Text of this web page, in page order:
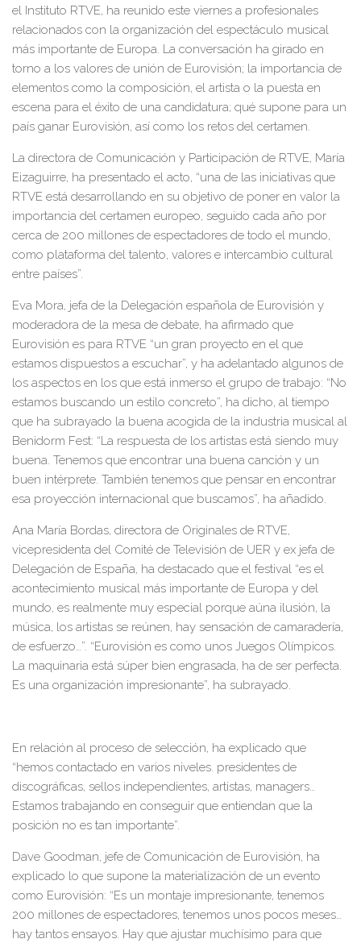
el Instituto RTVE, ha reunido este viernes a profesionales
relacionados con la organización del espectáculo musical
más importante de Europa. La conversación ha girado en
torno a los valores de unión de Eurovisión; la importancia de
elementos como la composición, el artista o la puesta en
escena para el éxito de una candidatura; qué supone para un
país ganar Eurovisión, así como los retos del certamen.
La directora de Comunicación y Participación de RTVE, María
Eizaguirre, ha presentado el acto, “una de las iniciativas que
RTVE está desarrollando en su objetivo de poner en valor la
importancia del certamen europeo, seguido cada año por
cerca de 200 millones de espectadores de todo el mundo,
como plataforma del talento, valores e intercambio cultural
entre países”.
Eva Mora, jefa de la Delegación española de Eurovisión y
moderadora de la mesa de debate, ha afirmado que
Eurovisión es para RTVE “un gran proyecto en el que
estamos dispuestos a escuchar”, y ha adelantado algunos de
los aspectos en los que está inmerso el grupo de trabajo: “No
estamos buscando un estilo concreto”, ha dicho, al tiempo
que ha subrayado la buena acogida de la industria musical al
Benidorm Fest: “La respuesta de los artistas está siendo muy
buena. Tenemos que encontrar una buena canción y un
buen intérprete. También tenemos que pensar en encontrar
esa proyección internacional que buscamos”, ha añadido.
Ana María Bordas, directora de Originales de RTVE,
vicepresidenta del Comité de Televisión de UER y ex jefa de
Delegación de España, ha destacado que el festival “es el
acontecimiento musical más importante de Europa y del
mundo, es realmente muy especial porque aúna ilusión, la
música, los artistas se reúnen, hay sensación de camaradería,
de esfuerzo…”. “Eurovisión es como unos Juegos Olímpicos.
La maquinaria está súper bien engrasada, ha de ser perfecta.
Es una organización impresionante”, ha subrayado.
En relación al proceso de selección, ha explicado que
“hemos contactado en varios niveles. presidentes de
discográficas, sellos independientes, artistas, managers…
Estamos trabajando en conseguir que entiendan que la
posición no es tan importante”.
Dave Goodman, jefe de Comunicación de Eurovisión, ha
explicado lo que supone la materialización de un evento
como Eurovisión: “Es un montaje impresionante, tenemos
200 millones de espectadores, tenemos unos pocos meses…
hay tantos ensayos. Hay que ajustar muchísimo para que